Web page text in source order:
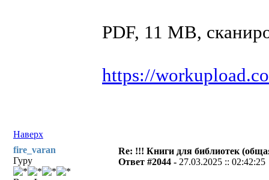
PDF, 11 MB,
https://
Наверх
fire_varan
Гуру
Re: !!! Книги для библиотек
Ответ #2044 - 27.03.2025 :: 02:42:25